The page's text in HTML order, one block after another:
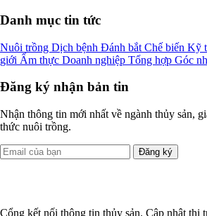
Danh mục tin tức
Nuôi trồng Dịch bệnh Đánh bắt Chế biến Kỹ
giới Ẩm thực Doanh nghiệp Tổng hợp Góc
Đăng ký nhận bản tin
Nhận thông tin mới nhất về ngành thủy sản,
thức nuôi trồng.
Đăng ký
Cổng kết nối thông tin thủy sản. Cập nhật thị